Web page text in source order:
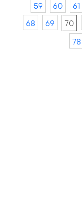
59
60 61
68
69 70
78